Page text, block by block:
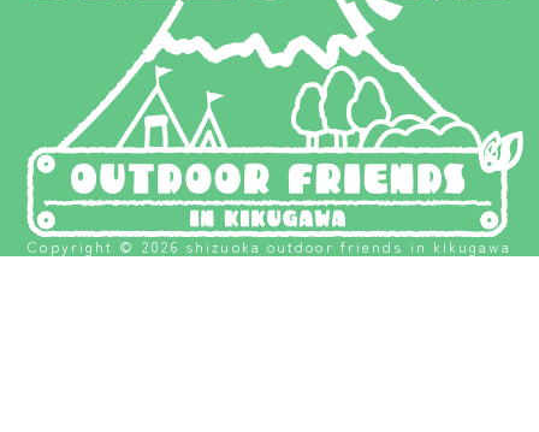
Copyright © 2026 shizuoka outdoor friends in kikugawa